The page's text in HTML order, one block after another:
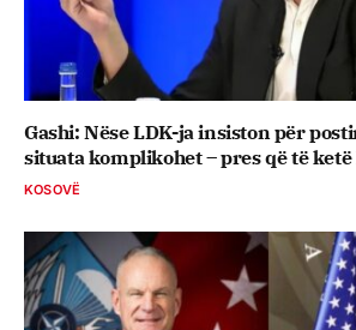
Gashi: Nëse LDK-ja insiston për
situata komplikohet – pres që të
KOSOVË